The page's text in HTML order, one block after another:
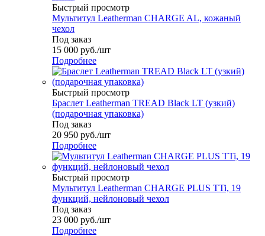
Быстрый просмотр
Мультитул Leatherman CHARGE AL, кожаный
чехол
Под заказ
15 000 руб./шт
Подробнее
Быстрый просмотр
Браслет Leatherman TREAD Black LT (узкий)
(подарочная упаковка)
Под заказ
20 950 руб./шт
Подробнее
Быстрый просмотр
Мультитул Leatherman CHARGE PLUS TTi, 19
функций, нейлоновый чехол
Под заказ
23 000 руб./шт
Подробнее